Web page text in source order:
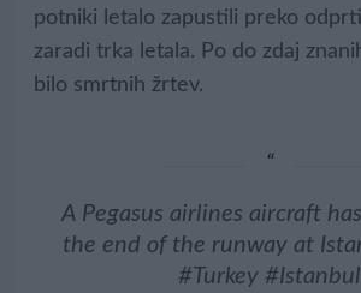
potniki letalo zapustili preko
zaradi trka letala. Po do zdaj
bilo smrtnih žrtev.
A Pegasus airlines aircraft
the end of the runway at
#Turkey #Istanbul